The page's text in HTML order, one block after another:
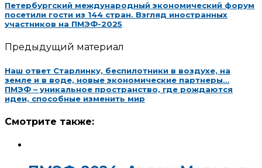
Петербургский международный экономический форум
посетили гости из 144 стран. Взгляд иностранных
участников на ПМЭФ-2025
Предыдущий материал
Наш ответ Старлинку, беспилотники в воздухе, на
земле и в воде, новые экономические партнеры…
ПМЭФ – уникальное пространство, где рождаются
идеи, способные изменить мир
Смотрите также: